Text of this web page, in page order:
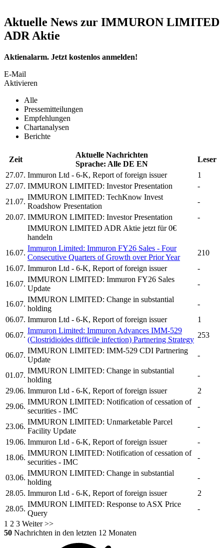
Aktuelle News zur IMMURON LIMITED
ADR Aktie
Aktienalarm. Jetzt kostenlos anmelden!
E-Mail
Aktivieren
Alle
Pressemitteilungen
Empfehlungen
Chartanalysen
Berichte
Zeit
Aktuelle Nachrichten
Sprache: Alle DE EN
Leser
27.07. Immuron Ltd - 6-K, Report of foreign issuer
1
27.07. IMMURON LIMITED: Investor Presentation
-
21.07.
IMMURON LIMITED: TechKnow Invest
Roadshow Presentation
-
20.07. IMMURON LIMITED: Investor Presentation
-
IMMURON LIMITED ADR Aktie jetzt für 0€
handeln
16.07.
Immuron Limited: Immuron FY26 Sales - Four
Consecutive Quarters of Growth over Prior Year
210
16.07. Immuron Ltd - 6-K, Report of foreign issuer
-
16.07.
IMMURON LIMITED: Immuron FY26 Sales
Update
-
16.07.
IMMURON LIMITED: Change in substantial
holding
-
06.07. Immuron Ltd - 6-K, Report of foreign issuer
1
06.07.
Immuron Limited: Immuron Advances IMM-529
(Clostridioides difficile infection) Partnering Strategy
253
06.07.
IMMURON LIMITED: IMM-529 CDI Partnering
Update
-
01.07.
IMMURON LIMITED: Change in substantial
holding
-
29.06. Immuron Ltd - 6-K, Report of foreign issuer
2
29.06.
IMMURON LIMITED: Notification of cessation of
securities - IMC
-
23.06.
IMMURON LIMITED: Unmarketable Parcel
Facility Update
-
19.06. Immuron Ltd - 6-K, Report of foreign issuer
-
18.06.
IMMURON LIMITED: Notification of cessation of
securities - IMC
-
03.06.
IMMURON LIMITED: Change in substantial
holding
-
28.05. Immuron Ltd - 6-K, Report of foreign issuer
2
28.05.
IMMURON LIMITED: Response to ASX Price
Query
-
1 2 3 Weiter >>
50 Nachrichten in den letzten 12 Monaten